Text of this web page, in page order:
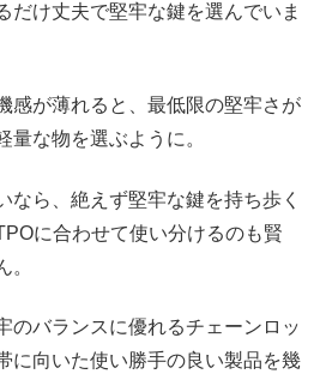
だけ丈夫で堅牢な鍵を選んでいま
感が薄れると、最低限の堅牢さが
量な物を選ぶように。
なら、絶えず堅牢な鍵を持ち歩く
に合わせて使い分けるのも賢
。
のバランスに優れるチェーンロッ
に向いた使い勝手の良い製品を幾